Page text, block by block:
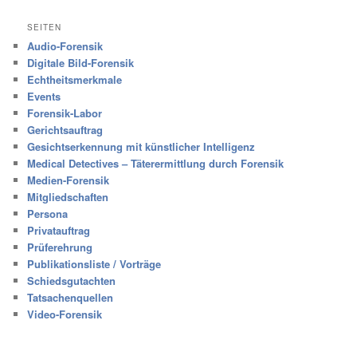
SEITEN
Audio-Forensik
Digitale Bild-Forensik
Echtheitsmerkmale
Events
Forensik-Labor
Gerichtsauftrag
Gesichtserkennung mit künstlicher Intelligenz
Medical Detectives – Täterermittlung durch Forensik
Medien-Forensik
Mitgliedschaften
Persona
Privatauftrag
Prüferehrung
Publikationsliste / Vorträge
Schiedsgutachten
Tatsachenquellen
Video-Forensik